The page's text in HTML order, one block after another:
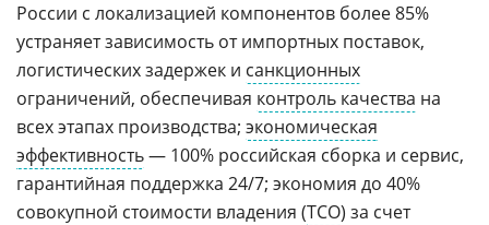
России с локализацией компонентов более 85%
устраняет зависимость от импортных поставок,
логистических задержек и санкционных
ограничений, обеспечивая контроль качества на
всех этапах производства; экономическая
эффективность— 100% российская сборка и сервис,
гарантийная поддержка 24/7; экономия до 40%
совокупной стоимости владения (TCO) за счет